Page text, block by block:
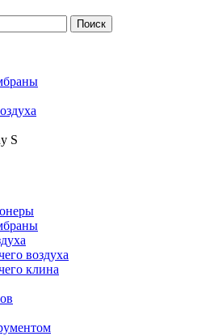
S
воздуха
клина